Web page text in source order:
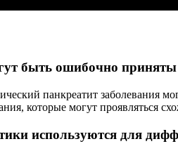
быть ошибочно приняты
панкреатит заболевания
которые могут проявляться
используются для